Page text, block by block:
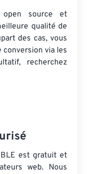
source et
qualité de
des cas, vous
conversion via les
recherchez
est gratuit et
web. Nous